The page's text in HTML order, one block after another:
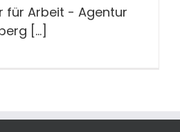
für Arbeit - Agentur
[...]